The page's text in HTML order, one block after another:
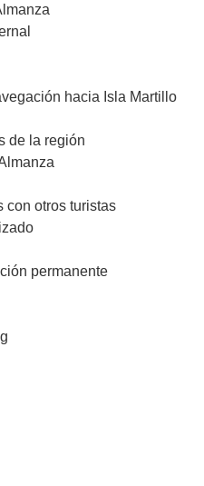
hacia Isla Martillo
de la región
con otros turistas
permanente